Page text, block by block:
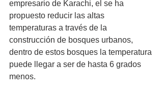
empresario de Karachi, el se ha
propuesto reducir las altas
temperaturas a través de la
construcción de bosques urbanos,
dentro de estos bosques la temperatura
puede llegar a ser de hasta 6 grados
menos.